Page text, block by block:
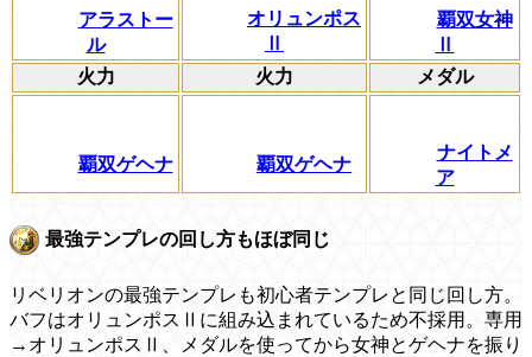
アラストー
ル
オリュンポス
覇双女神
火力
火力 メダル
覇双ゲヘナ 覇双ゲヘナ
ナイトメ
ア
最強テンプレの回し方もほぼ同じ
リベリオンの最強テンプレも初心者テンプレと同じ回し方。
バフはオリュンポスⅡに組み込まれているため不採用。専用
→オリュンポスⅡ、メダルを使ってから女神とゲヘナを振り